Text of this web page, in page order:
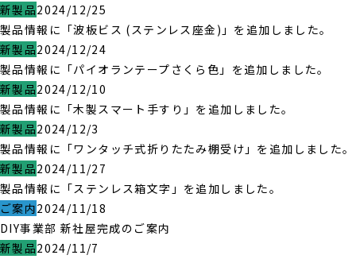
新製品2024/12/25
製品情報に「波板ビス (ステンレス座金)」を追加しました。
新製品2024/12/24
製品情報に「パイオランテープさくら色」を追加しました。
新製品2024/12/10
製品情報に「木製スマート手すり」を追加しました。
新製品2024/12/3
製品情報に「ワンタッチ式折りたたみ棚受け」を追加しました。
新製品2024/11/27
製品情報に「ステンレス箱文字」を追加しました。
ご案内2024/11/18
DIY事業部 新社屋完成のご案内
新製品2024/11/7